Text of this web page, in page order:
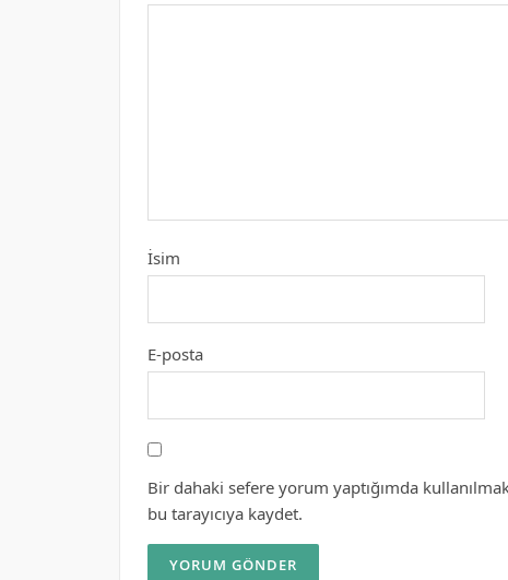
İsim
E-posta
Bir dahaki sefere yorum yaptığımda
bu tarayıcıya kaydet.